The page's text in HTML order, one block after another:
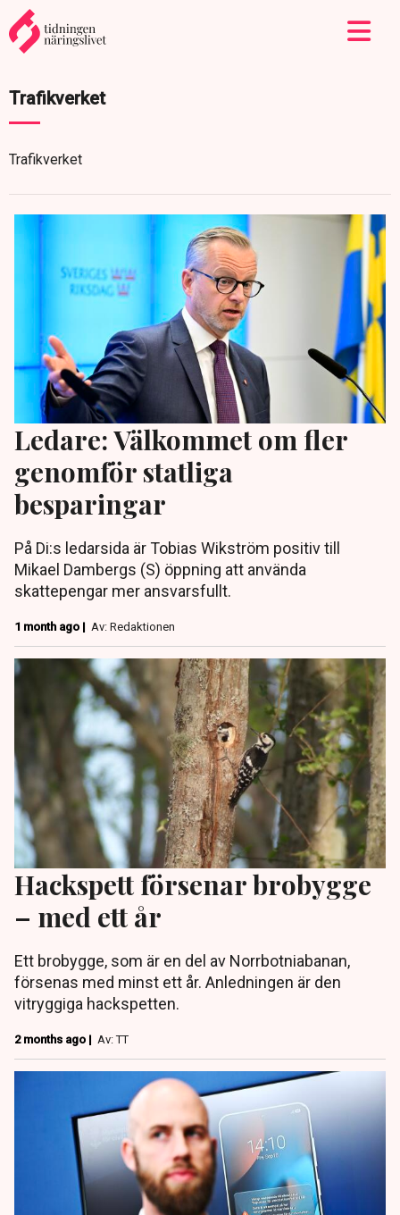
Trafikverket
Trafikverket
Ledare: Välkommet om fler
genomför statliga
besparingar
På Di:s ledarsida är Tobias Wikström positiv till
Mikael Dambergs (S) öppning att använda
skattepengar mer ansvarsfullt.
1 month ago | Av: Redaktionen
Hackspett försenar brobygge
– med ett år
Ett brobygge, som är en del av Norrbotniabanan,
försenas med minst ett år. Anledningen är den
vitryggiga hackspetten.
2 months ago | Av: TT